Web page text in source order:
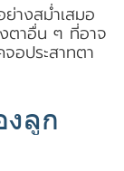
างสม่ำเสมอ
ตาอื่น ๆ ที่อาจ
อประสาทตา
งลูก